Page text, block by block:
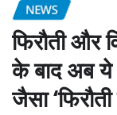
NEWS
फिरौती और
के बाद अब ये
जैसा